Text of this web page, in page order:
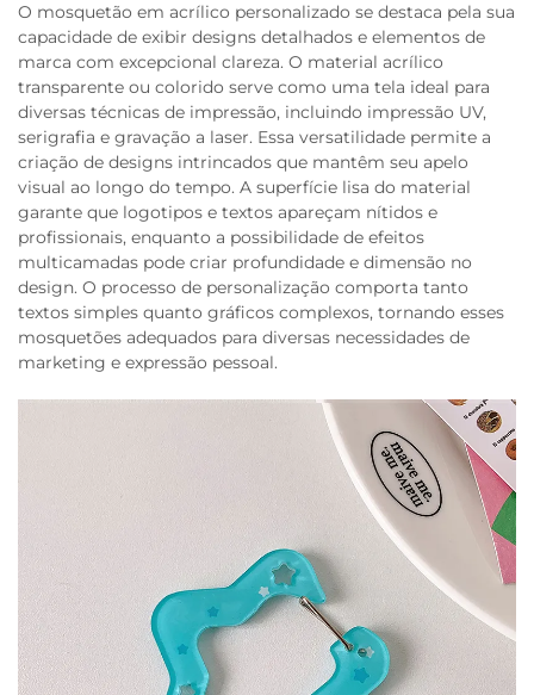
O mosquetão em acrílico personalizado se destaca pela sua
capacidade de exibir designs detalhados e elementos de
marca com excepcional clareza. O material acrílico
transparente ou colorido serve como uma tela ideal para
diversas técnicas de impressão, incluindo impressão UV,
serigrafia e gravação a laser. Essa versatilidade permite a
criação de designs intrincados que mantêm seu apelo
visual ao longo do tempo. A superfície lisa do material
garante que logotipos e textos apareçam nítidos e
profissionais, enquanto a possibilidade de efeitos
multicamadas pode criar profundidade e dimensão no
design. O processo de personalização comporta tanto
textos simples quanto gráficos complexos, tornando esses
mosquetões adequados para diversas necessidades de
marketing e expressão pessoal.